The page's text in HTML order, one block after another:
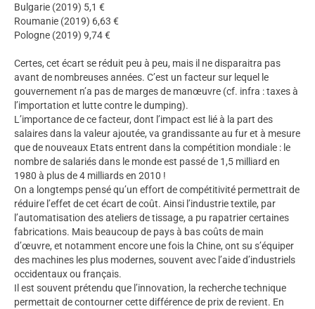
Bulgarie (2019) 5,1 €
Roumanie (2019) 6,63 €
Pologne (2019) 9,74 €
Certes, cet écart se réduit peu à peu, mais il ne disparaitra pas
avant de nombreuses années. C’est un facteur sur lequel le
gouvernement n’a pas de marges de manœuvre (cf. infra : taxes à
l’importation et lutte contre le dumping).
L’importance de ce facteur, dont l’impact est lié à la part des
salaires dans la valeur ajoutée, va grandissante au fur et à mesure
que de nouveaux Etats entrent dans la compétition mondiale : le
nombre de salariés dans le monde est passé de 1,5 milliard en
1980 à plus de 4 milliards en 2010 !
On a longtemps pensé qu’un effort de compétitivité permettrait de
réduire l’effet de cet écart de coût. Ainsi l’industrie textile, par
l’automatisation des ateliers de tissage, a pu rapatrier certaines
fabrications. Mais beaucoup de pays à bas coûts de main
d’œuvre, et notamment encore une fois la Chine, ont su s’équiper
des machines les plus modernes, souvent avec l’aide d’industriels
occidentaux ou français.
Il est souvent prétendu que l’innovation, la recherche technique
permettait de contourner cette différence de prix de revient. En